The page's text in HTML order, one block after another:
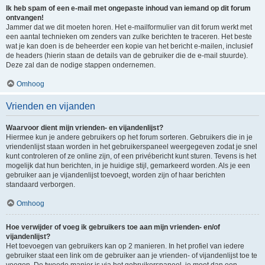
Ik heb spam of een e-mail met ongepaste inhoud van iemand op dit forum
ontvangen!
Jammer dat we dit moeten horen. Het e-mailformulier van dit forum werkt met
een aantal technieken om zenders van zulke berichten te traceren. Het beste
wat je kan doen is de beheerder een kopie van het bericht e-mailen, inclusief
de headers (hierin staan de details van de gebruiker die de e-mail stuurde).
Deze zal dan de nodige stappen ondernemen.
Omhoog
Vrienden en vijanden
Waarvoor dient mijn vrienden- en vijandenlijst?
Hiermee kun je andere gebruikers op het forum sorteren. Gebruikers die in je
vriendenlijst staan worden in het gebruikerspaneel weergegeven zodat je snel
kunt controleren of ze online zijn, of een privébericht kunt sturen. Tevens is het
mogelijk dat hun berichten, in je huidige stijl, gemarkeerd worden. Als je een
gebruiker aan je vijandenlijst toevoegt, worden zijn of haar berichten
standaard verborgen.
Omhoog
Hoe verwijder of voeg ik gebruikers toe aan mijn vrienden- en/of
vijandenlijst?
Het toevoegen van gebruikers kan op 2 manieren. In het profiel van iedere
gebruiker staat een link om de gebruiker aan je vrienden- of vijandenlijst toe te